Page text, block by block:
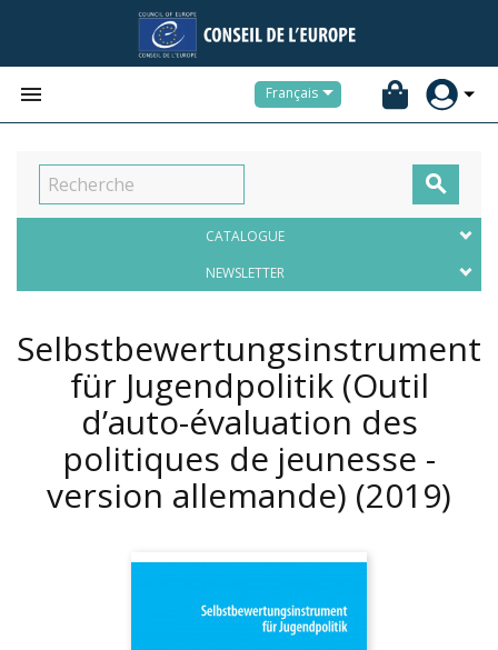
 Français

CATALOGUE
NEWSLETTER
Selbstbewertungsinstrument
für Jugendpolitik (Outil
d’auto-évaluation des
politiques de jeunesse -
version allemande) (2019)